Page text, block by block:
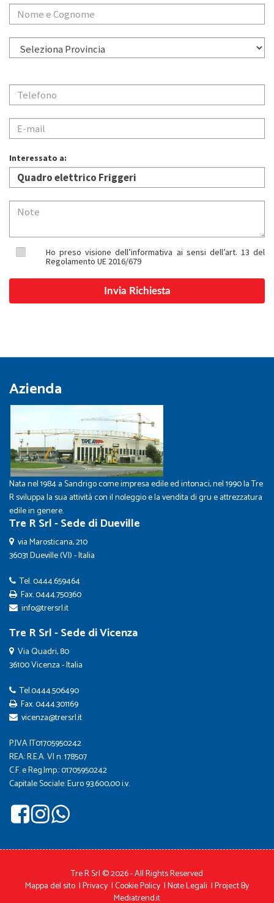
Interessato a:
Ho preso visione dell’informativa ai sensi dell’art. 13 del
Regolamento UE 2016/679
Azienda
Nata nel 1984 a Sandrigo come impresa edile ed intonaci, nel 1990 la Tre
R sviluppa la sua attività con il noleggio e la vendita di gru e attrezzatura
edile in genere.
Tre R Srl - Sede di Dueville
via Marosticana, 210
36031 Dueville (VI) - Italia
Tel.0444.659464
Fax. 0444.750360
info@trersrl.it
Tre R Srl - Sede di Vicenza
Via Quadri, 80
36100 Vicenza - Italia
Tel.0444.506490
Fax. 0444.301169
vicenza@trersrl.it
P.IVA IT01705950242
REA: R.E.A. VI n. 178507
C.F. e Reg.Imp.: 01705950242
Capitale Sociale: Euro 93.600,00 i.v.
Tre R Srl © 2026 - All Rights Reserved
Mappa del sito |Privacy |Cookie Policy |Note Legali |Project By
Mediatrend.it